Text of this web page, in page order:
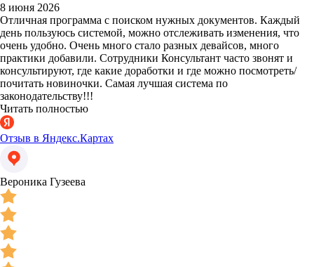
8 июня 2026
Отличная программа с поиском нужных документов. Каждый
день пользуюсь системой, можно отслеживать изменения, что
очень удобно. Очень много стало разных девайсов, много
практики добавили. Сотрудники Консультант часто звонят и
консультируют, где какие доработки и где можно посмотреть/
почитать новиночки. Самая лучшая система по
законодательству!!!
Читать полностью
Отзыв в Яндекс.Картах
Вероника Гузеева